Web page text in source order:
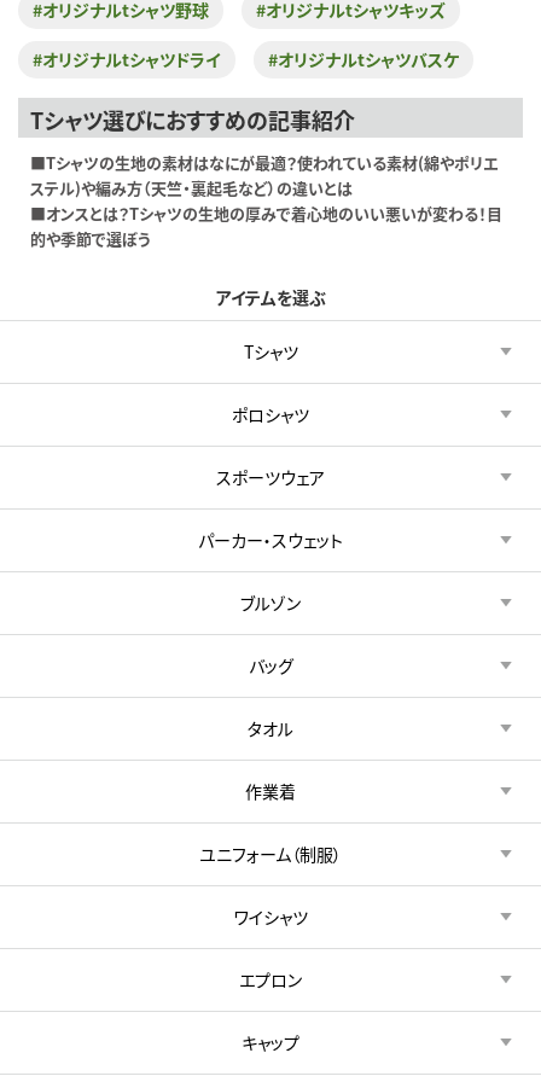
#オリジナルtシャツ野球 #オリジナルtシャツキッズ
#オリジナルtシャツドライ #オリジナルtシャツバスケ
Tシャツ選びにおすすめの記事紹介
■Tシャツの生地の素材はなにが最適？使われている素材(綿やポリエ
ステル)や編み方（天竺・裏起毛など）の違いとは
■オンスとは？Tシャツの生地の厚みで着心地のいい悪いが変わる！目
的や季節で選ぼう
アイテムを選ぶ
Tシャツ
ポロシャツ
スポーツウェア
パーカー・スウェット
ブルゾン
バッグ
タオル
作業着
ユニフォーム（制服）
ワイシャツ
エプロン
キャップ